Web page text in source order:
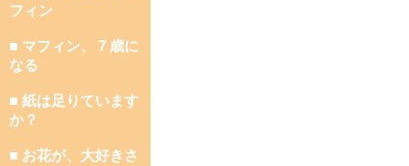
フィン
■ マフィン、７歳に
なる
■ 紙は足りています
か？
■ お花が、大好きさ